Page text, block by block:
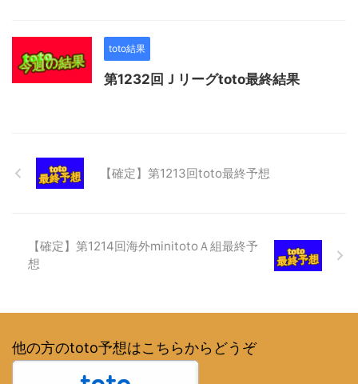
toto結果
第1232回Ｊリーグtoto最終結果
【確定】第1213回toto最終予想
【確定】第1214回海外minitotoＡ組最終予
想
他の方のtoto予想はこちらからどうぞ